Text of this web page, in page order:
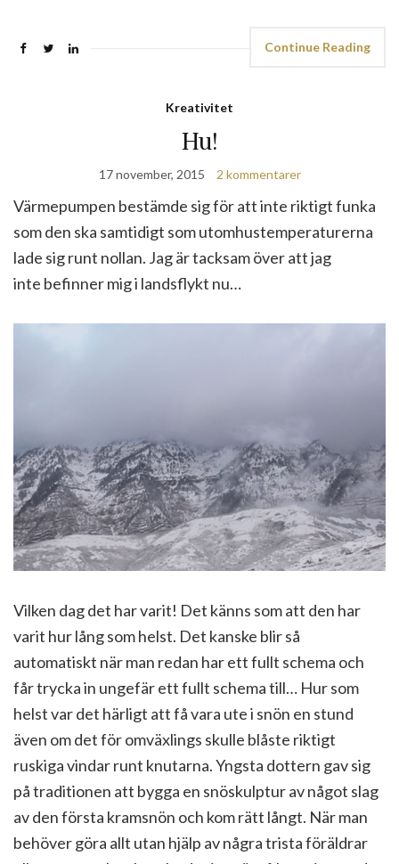
Continue Reading
Kreativitet
Hu!
17 november, 2015 2 kommentarer
Värmepumpen bestämde sig för att inte riktigt funka
som den ska samtidigt som utomhustemperaturerna
lade sig runt nollan. Jag är tacksam över att jag
inte befinner mig i landsflykt nu…
Vilken dag det har varit! Det känns som att den har
varit hur lång som helst. Det kanske blir så
automatiskt när man redan har ett fullt schema och
får trycka in ungefär ett fullt schema till… Hur som
helst var det härligt att få vara ute i snön en stund
även om det för omväxlings skulle blåste riktigt
ruskiga vindar runt knutarna. Yngsta dottern gav sig
på traditionen att bygga en snöskulptur av något slag
av den första kramsnön och kom rätt långt. När man
behöver göra allt utan hjälp av några trista föräldrar